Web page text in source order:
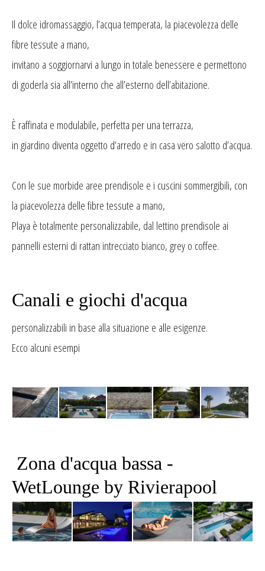
Il dolce idromassaggio, l’acqua temperata, la piacevolezza delle
fibre tessute a mano,
invitano a soggiornarvi a lungo in totale benessere e permettono
di goderla sia all’interno che all’esterno dell’abitazione.
È raffinata e modulabile, perfetta per una terrazza,
in giardino diventa oggetto d’arredo e in casa vero salotto d’acqua.
Con le sue morbide aree prendisole e i cuscini sommergibili, con
la piacevolezza delle fibre tessute a mano,
Playa è totalmente personalizzabile, dal lettino prendisole ai
pannelli esterni di rattan intrecciato bianco, grey o coffee.
Canali e giochi d'acqua
personalizzabili in base alla situazione e alle esigenze.
Ecco alcuni esempi
Zona d'acqua bassa -
WetLounge by Rivierapool